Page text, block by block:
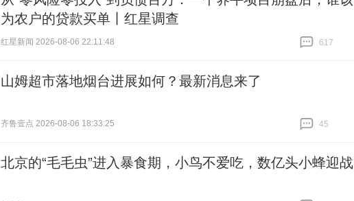
为农户的贷款买单丨红星调查
红星新闻 2026-08-06 22:11:48
617
山姆超市落地烟台进展如何？最新消息来了
齐鲁壹点 2026-08-06 18:33:25
45
北京的“毛毛虫”进入暴食期，小鸟不爱吃，数亿头小蜂迎战